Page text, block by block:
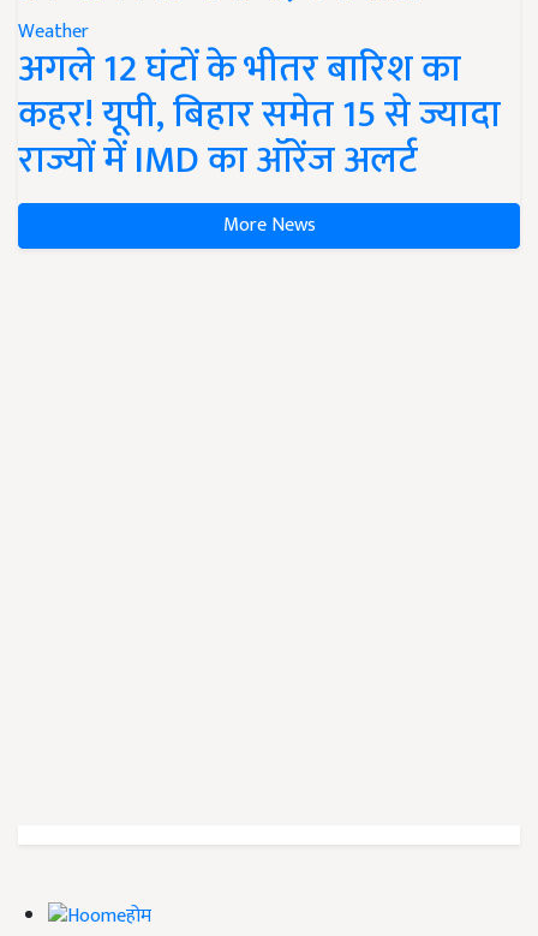
Weather
अगले 12 घंटों के भीतर बारिश का
कहर! यूपी, बिहार समेत 15 से ज्यादा
राज्यों में IMD का ऑरेंज अलर्ट
More News
होम